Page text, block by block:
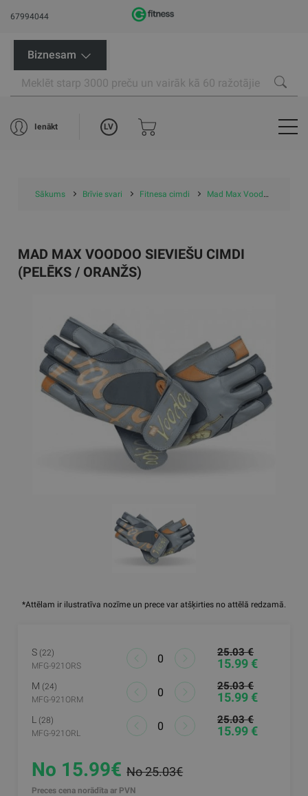
67994044
Biznesam
Ienākt LV
Sākums Brīvie svari Fitnesa cimdi Mad Max Voodoo sieviešu cimdi (pelēks / oranžs)
*Attēlam ir ilustratīva nozīme un prece var atšķirties no attēlā redzamā.
MAD MAX VOODOO SIEVIEŠU CIMDI
(PELĒKS / ORANŽS)
S (22)
MFG-921ORS
25.03 €
15.99 €
M (24)
MFG-921ORM
25.03 €
15.99 €
L
(28)
MFG-921ORL
25.03 €
15.99 €
No 15.99€No 25.03€
Preces cena norādīta ar PVN